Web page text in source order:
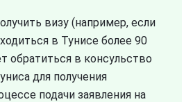
визу (например, если
в Тунисе более 90
обратиться в консульство
для получения
подачи заявления на